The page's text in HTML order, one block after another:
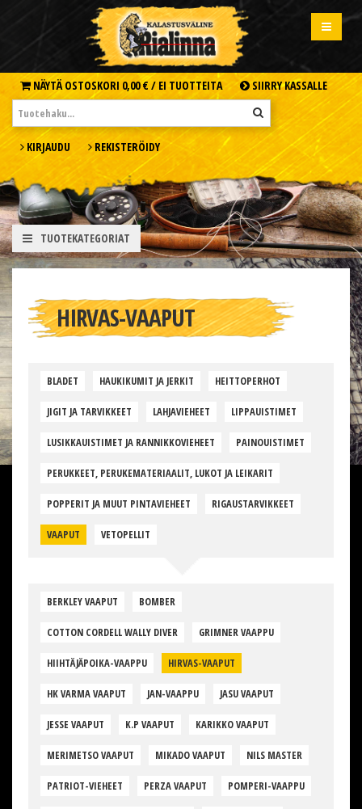
NÄYTÄ OSTOSKORI 0,00 € / EI TUOTTEITA SIIRRY KASSALLE
KIRJAUDU REKISTERÖIDY
TUOTEKATEGORIAT
HIRVAS-VAAPUT
BLADET HAUKIKUMIT JA JERKIT HEITTOPERHOT
JIGIT JA TARVIKKEET LAHJAVIEHEET LIPPAUISTIMET
LUSIKKAUISTIMET JA RANNIKKOVIEHEET PAINOUISTIMET
PERUKKEET, PERUKEMATERIAALIT, LUKOT JA LEIKARIT
POPPERIT JA MUUT PINTAVIEHEET RIGAUSTARVIKKEET
VAAPUT VETOPELLIT
BERKLEY VAAPUT BOMBER
COTTON CORDELL WALLY DIVER GRIMNER VAAPPU
HIIHTÄJÄPOIKA-VAAPPU HIRVAS-VAAPUT
HK VARMA VAAPUT JAN-VAAPPU JASU VAAPUT
JESSE VAAPUT K.P VAAPUT KARIKKO VAAPUT
MERIMETSO VAAPUT MIKADO VAAPUT NILS MASTER
PATRIOT-VIEHEET PERZA VAAPUT POMPERI-VAAPPU